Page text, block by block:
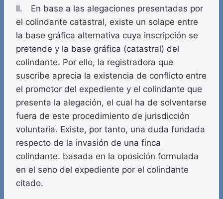
II. En base a las alegaciones presentadas por
el colindante catastral, existe un solape entre
la base gráfica alternativa cuya inscripción se
pretende y la base gráfica (catastral) del
colindante. Por ello, la registradora que
suscribe aprecia la existencia de conflicto entre
el promotor del expediente y el colindante que
presenta la alegación, el cual ha de solventarse
fuera de este procedimiento de jurisdicción
voluntaria. Existe, por tanto, una duda fundada
respecto de la invasión de una finca
colindante. basada en la oposición formulada
en el seno del expediente por el colindante
citado.